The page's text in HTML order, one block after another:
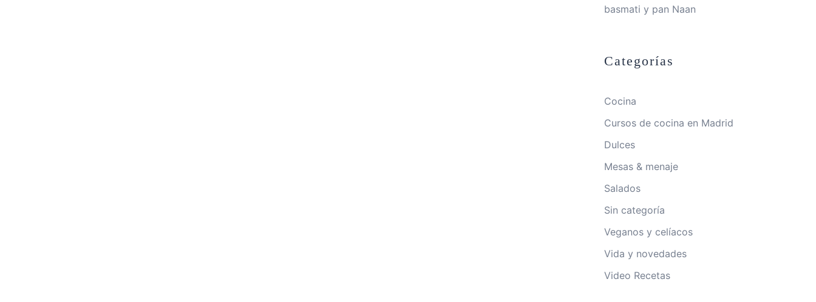
basmati y pan Naan
Categorías
Cocina
Cursos de cocina en Madrid
Dulces
Mesas & menaje
Salados
Sin categoría
Veganos y celíacos
Vida y novedades
Video Recetas